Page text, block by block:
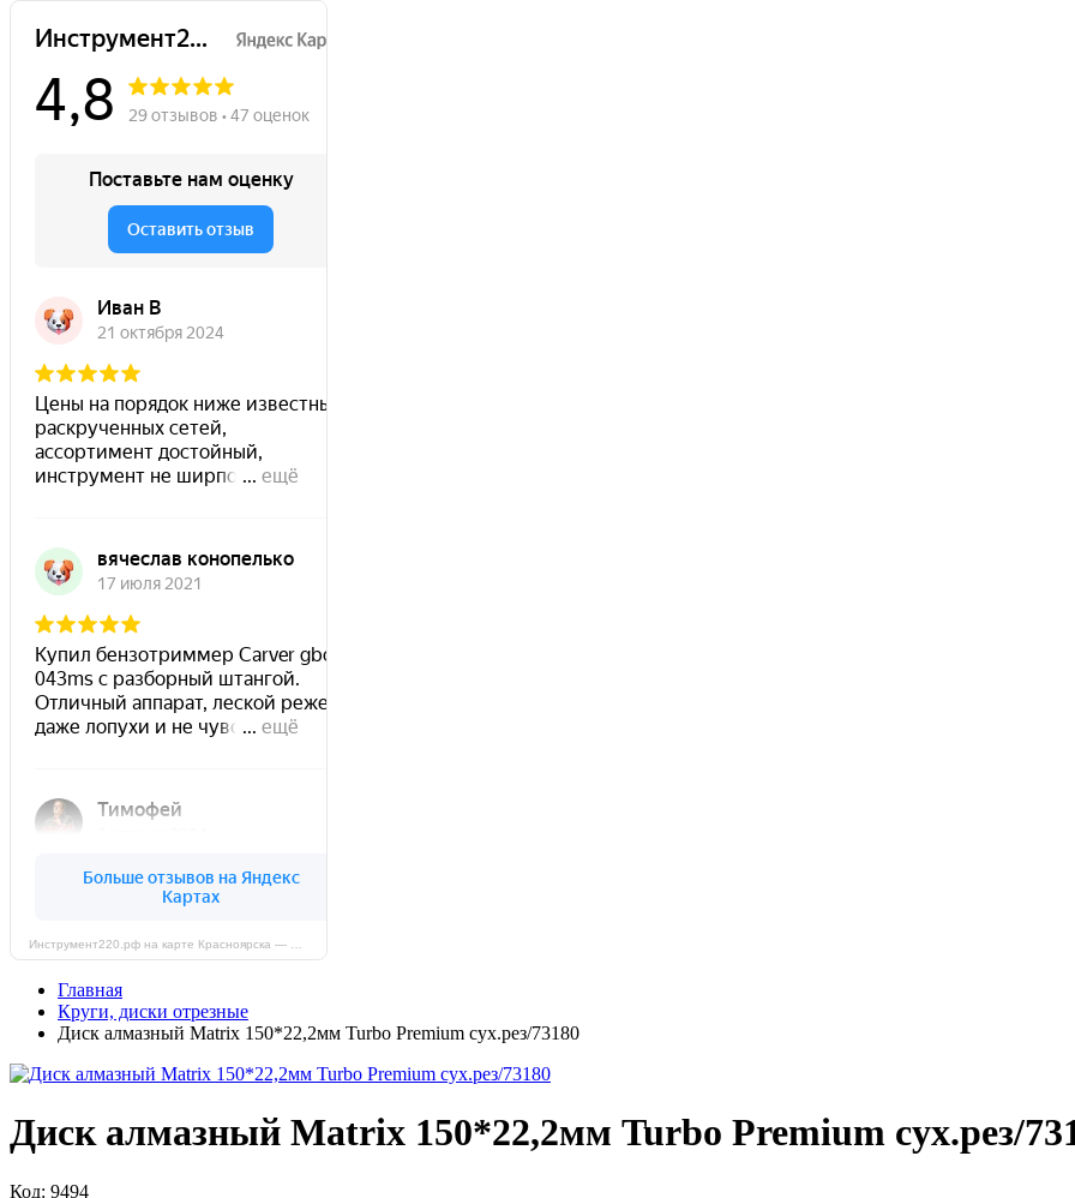
Главная
Круги, диски отрезные
Диск алмазный Matrix 150*22,2мм Turbo Premium сух.рез/73180
Диск алмазный Matrix 150*22,2мм Turbo Premium сух.рез/
Код: 9494